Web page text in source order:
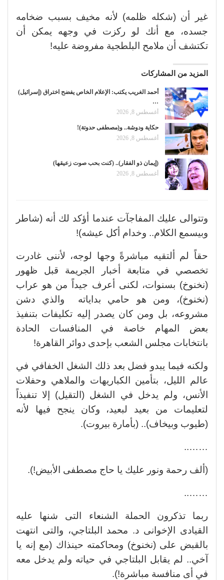
غير أن (شكله ظلمه) لأنه مخيف بسبب ضخامه
جسده، مع أنك لو ركزت في وجهه يمكن أن
تكتشف أن ملامح البلطجية مفروضة عليه!
المزيد من المشاركات
أحمد الغريب يكتب: الإعلام الخاص يفضح اختراق (إسرائيل)
…
أغسطس 8, 2026
حكاية ودوشة.. و(مصطفى حدوتة)!
أغسطس 8, 2026
(إيمان ذو الفقار).. (كنت بحب صوت زعيقها)
أغسطس 8, 2026
وتتوالى عليك المفاجآت عندما أؤكد لك أنه (شاطر
وبيسمع الكلام.. وخدام أكل عيشه)!
حقاً لم ألتقيه مباشرةً وجها لوجه، لأننى غادرت
تخصصي في متابعة أخبار الجريمة قبل ظهور
(نخنوخ) بسنوات، لكنى أعرف جيداً من هو عراب
(نخنوخ)، ومن هو حامي بداياته والذي دشن
مشروعه، بل ومن كان يصدر إليه تكليفات بتنفيذ
بعض المهام خاصة في المنافسات الحادة
بانتخابات مجلس الشعب بإحدى دوائر القاهرة!
ولكنه فيما يبدو فضل بعد ذلك الشغل الخفافي في
عالم الليل، بتأمين الكباريهات والملاهي وحفلات
الأنس، ولم يدخل في الشغل (التقيل) إلا تنفيذاً
لتعليمات من بعيد لبعيد، وكان ينجح فيها لأنه
(طيوب وبيخاف).. (بأمارة بيروت).
……..
(ألف رحمة ونور عليك يا حاج مصطفى الأبيض!).
……..
ربما تذكرون الحملة الشنعاء التى شنها عليه
القيادى الإخوانى د. محمد البلتاجي، والتى انتهت
بالقبض على (نخنوخ) ومحاكمته حينذاك (مع إنه يا
آخي.. لم يقابل البلتاجي في حياته ولم يدخل معه
في أى منافسة مباشرة!).